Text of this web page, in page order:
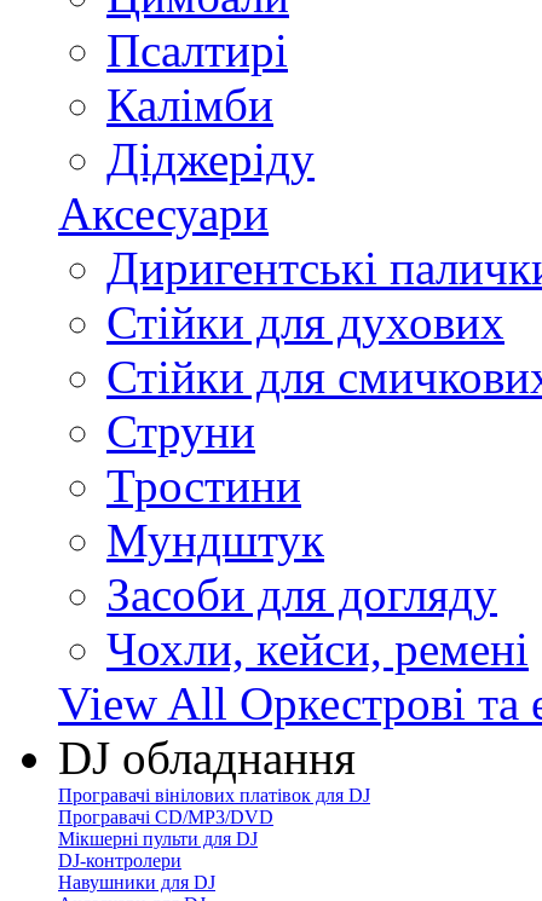
Псалтирі
Калімби
Діджеріду
Аксесуари
Диригентські
Стійки для духових
Стійки для
Струни
Тростини
Мундштук
Засоби для догляду
Чохли, кейси, ремені
View All Оркестрові та
DJ обладнання
Програвачі вінілових платівок для DJ
Програвачі CD/MP3/DVD
Мікшерні пульти для DJ
DJ-контролери
Навушники для DJ